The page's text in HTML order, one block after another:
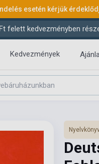
esetén kérjük
felett kedvezményben
Kedvezmények